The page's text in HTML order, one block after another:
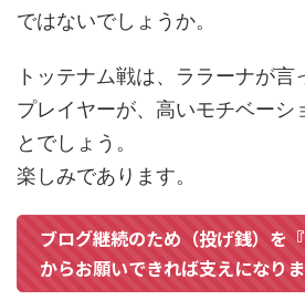
ではないでしょうか。
トッテナム戦は、ララーナが言
プレイヤーが、高いモチベーシ
とでしょう。
楽しみであります。
ブログ継続のため（投げ銭）を
からお願いできれば支えになり